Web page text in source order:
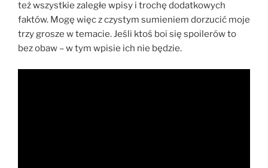
też wszystkie zaległe wpisy i trochę dodatkowych
faktów. Mogę więc z czystym sumieniem dorzucić moje
trzy grosze w temacie. Jeśli ktoś boi się spoilerów to
bez obaw – w tym wpisie ich nie będzie.